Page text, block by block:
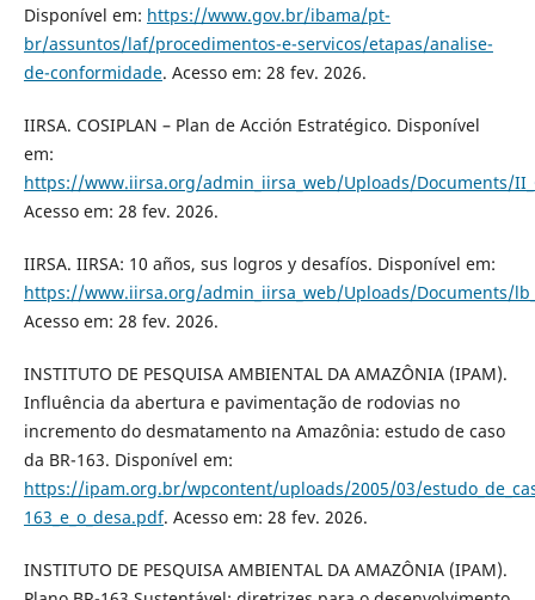
Disponível em: https://www.gov.br/ibama/pt-
br/assuntos/laf/procedimentos-e-servicos/etapas/analise-
de-conformidade. Acesso em: 28 fev. 2026.
IIRSA. COSIPLAN – Plan de Acción Estratégico. Disponível
em:
https://www.iirsa.org/admin_iirsa_web/Uploads/Documents/
Acesso em: 28 fev. 2026.
IIRSA. IIRSA: 10 años, sus logros y desafíos. Disponível em:
https://www.iirsa.org/admin_iirsa_web/Uploads/Documents/
Acesso em: 28 fev. 2026.
INSTITUTO DE PESQUISA AMBIENTAL DA AMAZÔNIA (IPAM).
Influência da abertura e pavimentação de rodovias no
incremento do desmatamento na Amazônia: estudo de caso
da BR-163. Disponível em:
https://ipam.org.br/wpcontent/uploads/2005/03/
163_e_o_desa.pdf. Acesso em: 28 fev. 2026.
INSTITUTO DE PESQUISA AMBIENTAL DA AMAZÔNIA (IPAM).